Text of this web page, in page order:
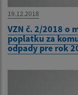
19.12.2018
VZN č. 2/2018 o
poplatku za
odpady pre rok